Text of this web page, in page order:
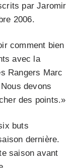
par Jaromir
2006.
comment bien
avec la
Rangers Marc
devons
des points.»
buts
dernière.
saison avant